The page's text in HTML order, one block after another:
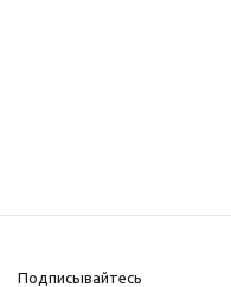
Подписывайтесь